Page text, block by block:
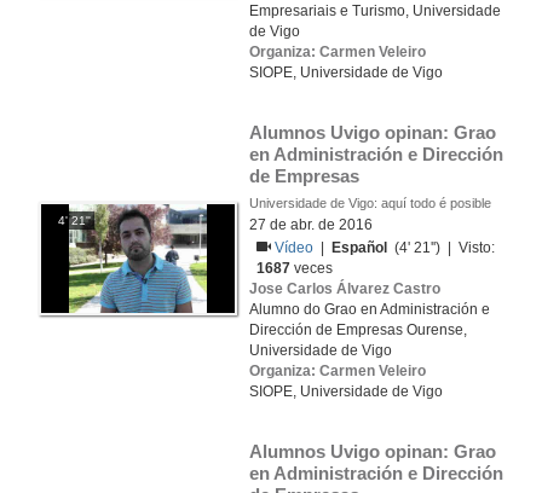
Empresariais e Turismo, Universidade
de Vigo
Organiza: Carmen Veleiro
SIOPE, Universidade de Vigo
4' 21''
Alumnos Uvigo opinan: Grao
en Administración e Dirección
de Empresas
Universidade de Vigo: aquí todo é posible
27 de abr. de 2016
Vídeo
Español
(4' 21'') | Visto:
1687 veces
Jose Carlos Álvarez Castro
Alumno do Grao en Administración e
Dirección de Empresas Ourense,
Universidade de Vigo
Organiza: Carmen Veleiro
SIOPE, Universidade de Vigo
Alumnos Uvigo opinan: Grao
en Administración e Dirección